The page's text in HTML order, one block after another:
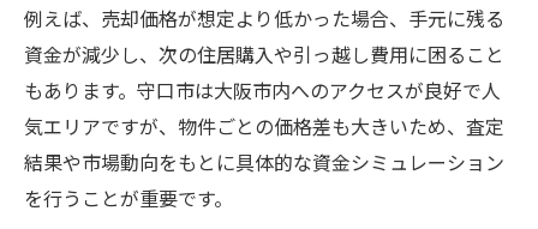
例えば、売却価格が想定より低かった場合、手元に残る
資金が減少し、次の住居購入や引っ越し費用に困ること
もあります。守口市は大阪市内へのアクセスが良好で人
気エリアですが、物件ごとの価格差も大きいため、査定
結果や市場動向をもとに具体的な資金シミュレーション
を行うことが重要です。